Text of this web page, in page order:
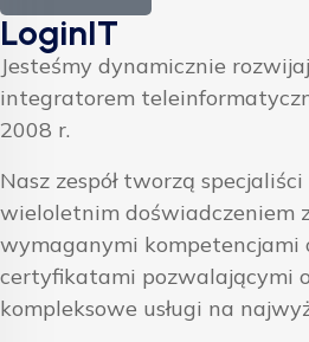
LoginIT
Jesteśmy dynamicznie
integratorem
2008 r.
Nasz zespół tworzą
wieloletnim doświadczeniem
wymaganymi kompetencjami
certyfikatami pozwalającymi
kompleksowe usługi na